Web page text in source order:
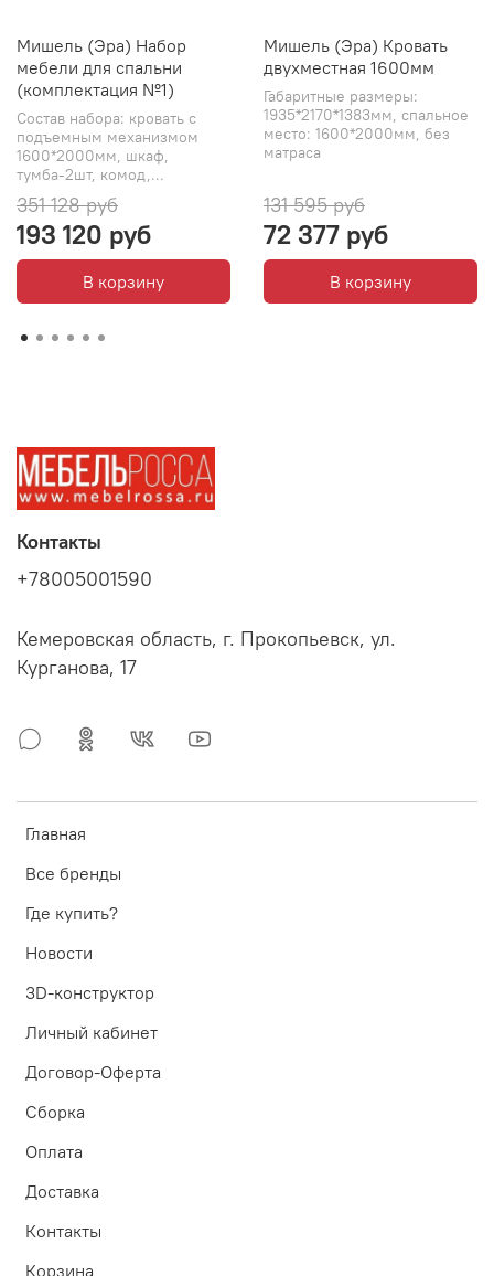
Мишель (Эра) Набор
мебели для спальни
(комплектация №1)
Состав набора: кровать с
подъемным механизмом
1600*2000мм, шкаф,
тумба-2шт, комод,...
351 128 руб
193 120 руб
В корзину
Мишель (Эра) Кровать
двухместная 1600мм
Габаритные размеры:
1935*2170*1383мм, спальное
место: 1600*2000мм, без
матраса
131 595 руб
72 377 руб
В корзину
Главная
Все бренды
Где купить?
Новости
3D-конструктор
Личный кабинет
Договор-Оферта
Сборка
Оплата
Доставка
Контакты
Корзина
Контакты
+78005001590
Кемеровская область, г. Прокопьевск, ул.
Курганова, 17